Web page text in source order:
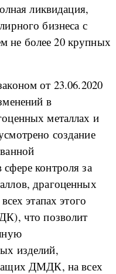
ликвидация,
бизнеса с
не более 20 крупных
от 23.06.2020
в
металлах и
создание
контроля за
драгоценных
этапах этого
что позволит
изделий,
ДМДК, на всех